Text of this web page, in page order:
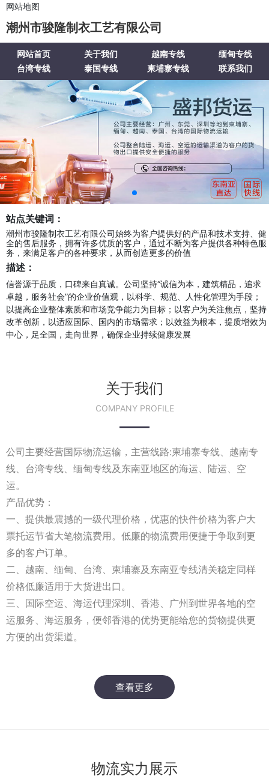
网站地图
潮州市骏隆制衣工艺有限公司
网站首页 关于我们 越南专线
缅甸专线
台湾专线
泰国专线 柬埔寨专线 联系我们
站点关键词：
潮州市骏隆制衣工艺有限公司始终为客户提供好的产品和技术支持、健
全的售后服务，拥有许多优质的客户，通过不断为客户提供各种特色服
务，来满足客户的各种要求，从而创造更多的价值
描述：
信誉源于品质，口碑来自真诚。公司坚持“诚信为本，建筑精品，追求
卓越，服务社会”的企业价值观，以科学、规范、人性化管理为手段；
以提高企业整体素质和市场竞争能力为目标；以客户为关注焦点，坚持
改革创新，以适应国际、国内的市场需求；以效益为根本，提质增效为
中心，足全国，走向世界，确保企业持续健康发展
关于我们
COMPANY PROFILE
公司主要经营国际物流运输，主营线路:柬埔寨专线、越南专
线、台湾专线、缅甸专线及东南亚地区的海运、陆运、空
运。
产品优势：
一、提供最震撼的一级代理价格，优惠的快件价格为客户大
票托运节省大笔物流费用。低廉的物流费用便捷于争取到更
多的客户订单。
二、越南、缅甸、台湾、柬埔寨及东南亚专线清关稳定同样
价格低廉适用于大货进出口。
三、国际空运、海运代理深圳、香港、广州到世界各地的空
运服务、海运服务，便邻香港的优势更能给您的货物提供更
方便的出货渠道。
查看更多
物流实力展示